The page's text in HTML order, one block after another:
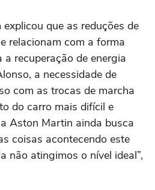
que as reduções de
relacionam com a forma
recuperação de energia
a necessidade de
com as trocas de marcha
do carro mais difícil e
Aston Martin ainda busca
coisas acontecendo este
não atingimos o nível ideal”,